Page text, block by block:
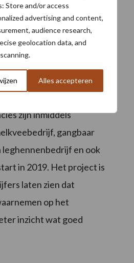
Store and/or access
advertising and content,
audience research,
geolocation data, and
Alles accepteren
op de boerderij gesteld
van de LedEmmers, is
is toegenomen en de
zijn inmiddels
gangbaar
leghennenbedrijf en ook
in 2019. Het project is
laten zien dat
op het
inzicht wat goed